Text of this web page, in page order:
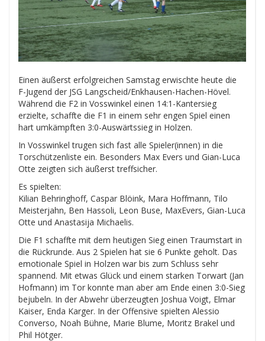
Einen äußerst erfolgreichen Samstag erwischte heute die
F-Jugend der JSG Langscheid/Enkhausen-Hachen-Hövel.
Während die F2 in Vosswinkel einen 14:1-Kantersieg
erzielte, schaffte die F1 in einem sehr engen Spiel einen
hart umkämpften 3:0-Auswärtssieg in Holzen.
In Vosswinkel trugen sich fast alle Spieler(innen) in die
Torschützenliste ein. Besonders Max Evers und Gian-Luca
Otte zeigten sich äußerst treffsicher.
Es spielten:
Kilian Behringhoff, Caspar Blöink, Mara Hoffmann, Tilo
Meisterjahn, Ben Hassoli, Leon Buse, MaxEvers, Gian-Luca
Otte und Anastasija Michaelis.
Die F1 schaffte mit dem heutigen Sieg einen Traumstart in
die Rückrunde. Aus 2 Spielen hat sie 6 Punkte geholt. Das
emotionale Spiel in Holzen war bis zum Schluss sehr
spannend. Mit etwas Glück und einem starken Torwart (Jan
Hofmann) im Tor konnte man aber am Ende einen 3:0-Sieg
bejubeln. In der Abwehr überzeugten Joshua Voigt, Elmar
Kaiser, Enda Karger. In der Offensive spielten Alessio
Converso, Noah Bühne, Marie Blume, Moritz Brakel und
Phil Hötger.